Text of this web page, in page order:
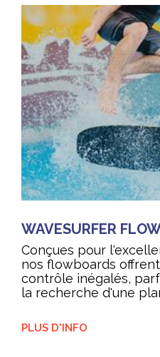
WAVESURFER
Conçues pour
nos flowboards
contrôle inégalés,
la recherche d'une
PLUS D'INFO